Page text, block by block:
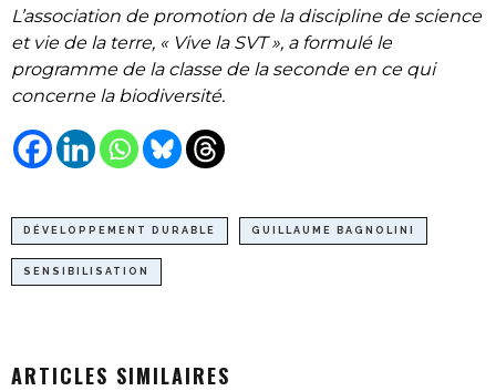
L’association de promotion de la discipline de science
et vie de la terre, « Vive la SVT », a formulé le
programme de la classe de la seconde en ce qui
concerne la biodiversité.
DÉVELOPPEMENT DURABLE GUILLAUME BAGNOLINI
SENSIBILISATION
ARTICLES SIMILAIRES